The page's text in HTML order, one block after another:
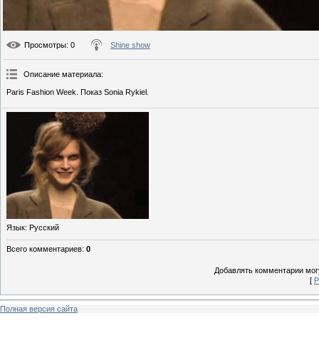
Просмотры: 0 Shine show
Описание материала:
Paris Fashion Week. Показ Sonia Rykiel.
Язык: Русский
Всего комментариев: 0
Добавлять комментарии
[
Полная версия сайта